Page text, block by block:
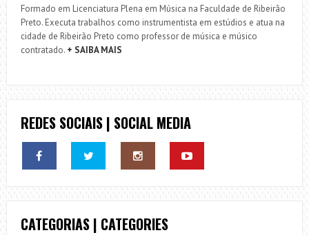
Formado em Licenciatura Plena em Música na Faculdade de Ribeirão
Preto. Executa trabalhos como instrumentista em estúdios e atua na
cidade de Ribeirão Preto como professor de música e músico
contratado. + SAIBA MAIS
REDES SOCIAIS | SOCIAL MEDIA
CATEGORIAS | CATEGORIES